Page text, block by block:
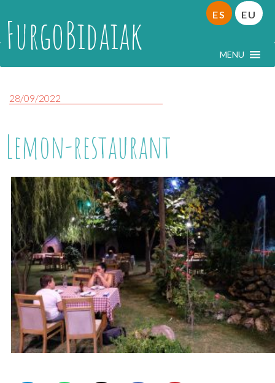
FurgoBidaiak MENU
ES EU
28/09/2022
Lemon-restaurant